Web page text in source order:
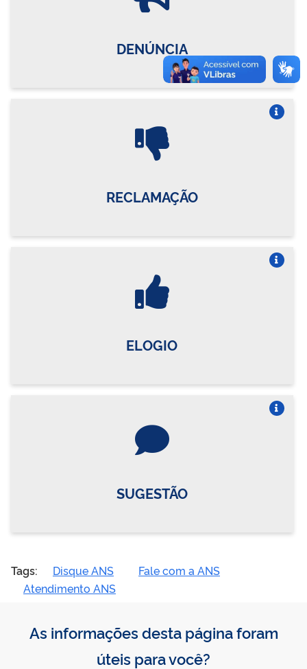
DENÚNCIA
RECLAMAÇÃO
ELOGIO
SUGESTÃO
Tags: Disque ANS
Fale com a ANS
Atendimento ANS
As informações desta página foram
úteis para você?